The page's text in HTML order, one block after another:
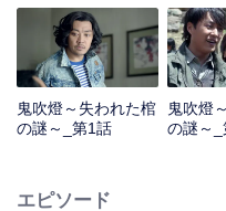
な地溝に落ちた。コ・ハチイチは
ずに逃げた。復員後、コ・ハチイ
う考古学チームに入った。一行は
迹を訪れ、地下の「鬼洞」に入っ
ない。この神秘的な鬼の穴は、一
る。
鬼吹燈～失われた棺
の謎～_第1話
鬼吹燈
の謎～
エピソード